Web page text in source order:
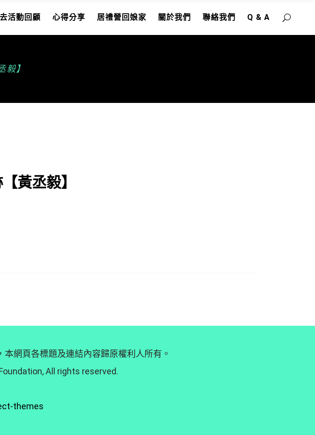
活動回顧 心得分享 居禮營回娘家 關於我們 聯絡我們 Q & A
】
黃丞毅】
網頁各標題及連結內容歸原權利人所有。
All rights reserved.
themes